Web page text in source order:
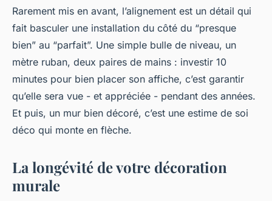
Rarement mis en avant, l’alignement est un détail qui
fait basculer une installation du côté du “presque
bien” au “parfait”. Une simple bulle de niveau, un
mètre ruban, deux paires de mains : investir 10
minutes pour bien placer son affiche, c’est garantir
qu’elle sera vue - et appréciée - pendant des années.
Et puis, un mur bien décoré, c’est une estime de soi
déco qui monte en flèche.
La longévité de votre décoration
murale